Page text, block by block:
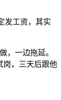
发工资，其实
，一边拖延。
岗，三天后跟他